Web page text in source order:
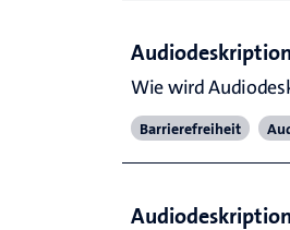
Wie wird
Barrierefreiheit